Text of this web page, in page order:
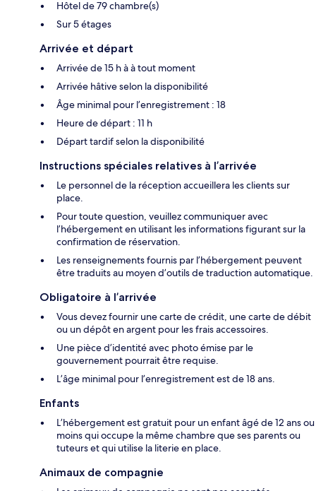
Hôtel de 79 chambre(s)
Sur 5 étages
Arrivée et départ
Arrivée de 15 h à à tout moment
Arrivée hâtive selon la disponibilité
Âge minimal pour l’enregistrement : 18
Heure de départ : 11 h
Départ tardif selon la disponibilité
Instructions spéciales relatives à l’arrivée
Le personnel de la réception accueillera les clients sur
place.
Pour toute question, veuillez communiquer avec
l’hébergement en utilisant les informations figurant sur la
confirmation de réservation.
Les renseignements fournis par l’hébergement peuvent
être traduits au moyen d’outils de traduction automatique.
Obligatoire à l’arrivée
Vous devez fournir une carte de crédit, une carte de débit
ou un dépôt en argent pour les frais accessoires.
Une pièce d’identité avec photo émise par le
gouvernement pourrait être requise.
L’âge minimal pour l’enregistrement est de 18 ans.
Enfants
L’hébergement est gratuit pour un enfant âgé de 12 ans ou
moins qui occupe la même chambre que ses parents ou
tuteurs et qui utilise la literie en place.
Animaux de compagnie